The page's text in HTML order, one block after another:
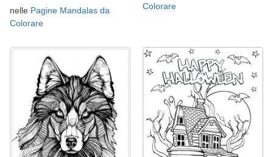
nelle Pagine Mandalas da
Colorare
Colorare